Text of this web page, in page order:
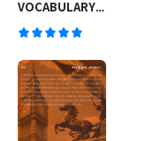
VOCABULARY
33000